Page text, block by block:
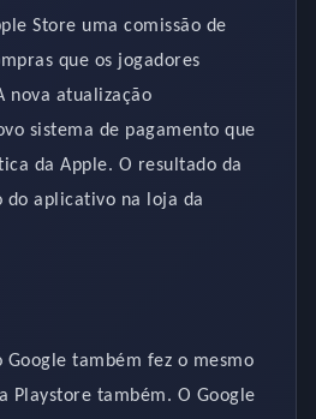
Store uma comissão de
que os jogadores
nova atualização
sistema de pagamento que
da Apple. O resultado da
do aplicativo na loja da
Google também fez o mesmo
Playstore também. O Google